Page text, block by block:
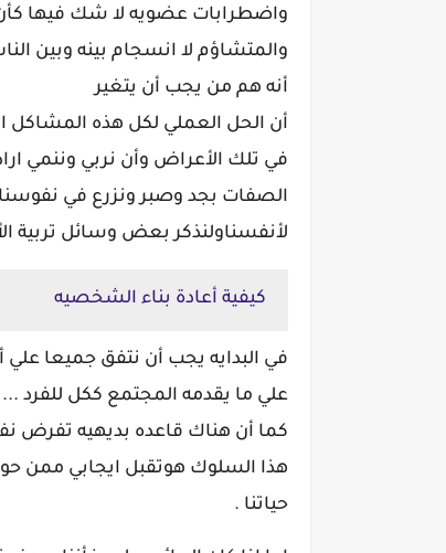
واضطرابات عضويه لا شك فيها
والمتشاؤم لا انسجام بينه وبين
أنه هم من يجب أن يتغير
أن الحل العملي لكل هذه المشاكل
في تلك الأعراض وأن نربي وننمي
الصفات بجد وصبر ونزرع في
لأنفسناولنذكر بعض وسائل تربية
كيفية أعادة بناء الشخصيه
في البدايه يجب أن نتفق جميعا علي
علي ما يقدمه المجتمع ككل للفرد ...
كما أن هناك قاعده بديهيه تفرض
هذا السلوك هوتقبل ايجابي ممن
حياتنا .